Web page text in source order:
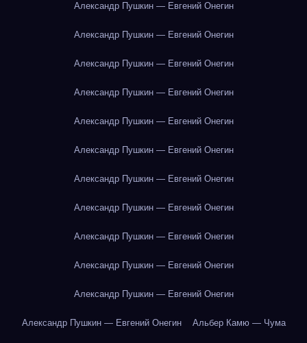
Александр Пушкин — Евгений Онегин
Александр Пушкин — Евгений Онегин
Александр Пушкин — Евгений Онегин
Александр Пушкин — Евгений Онегин
Александр Пушкин — Евгений Онегин
Александр Пушкин — Евгений Онегин
Александр Пушкин — Евгений Онегин
Александр Пушкин — Евгений Онегин
Александр Пушкин — Евгений Онегин
Александр Пушкин — Евгений Онегин
Александр Пушкин — Евгений Онегин
Александр Пушкин — Евгений Онегин Альбер Камю — Чума